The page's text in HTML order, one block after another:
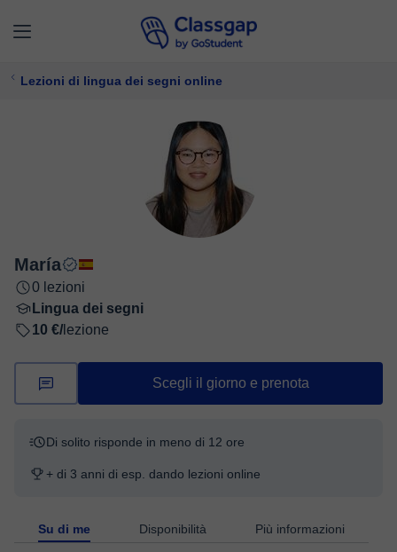
Lezioni di lingua dei segni online
María
0 lezioni
Lingua dei segni
10 €/ lezione
Scegli il giorno e prenota
Di solito risponde in meno di 12 ore
+ di 3 anni di esp. dando lezioni online
Su di me Disponibilità Più informazioni